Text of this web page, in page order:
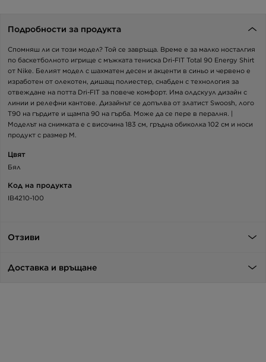
Подробности за продукта
Спомняш ли си този модел? Той се завръща. Време е за малко носталгия
по баскетболното игрище с мъжката тениска Dri-FIT Total 90 Energy Shirt
от Nike. Белият модел с шахматен десен и акценти в синьо и червено е
изработен от олекотен, дишащ полиестер, снабден с технология за
отвеждане на потта Dri-FIT за повече комфорт. Има олдскуул дизайн с
линии и релефни кантове. Дизайнът се допълва от златист Swoosh, лого
T90 на гърдите и щампа 90 на гърба. Може да се пере в пералня. |
Моделът на снимката е с височина 183 см, гръдна обиколка 102 см и носи
продукт с размер M.
Цвят
Бял
Код на продукта
IB4210-100
Отзиви
Доставка и връщане